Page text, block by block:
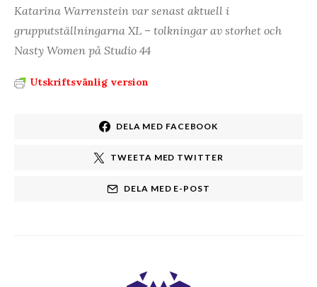
Katarina Warrenstein var senast aktuell i
grupputställningarna XL – tolkningar av storhet och
Nasty Women på Studio 44
Utskriftsvänlig version
DELA MED FACEBOOK
TWEETA MED TWITTER
DELA MED E-POST